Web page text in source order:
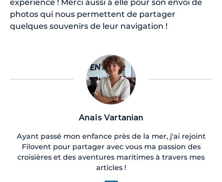
expérience ! Merci aussi à elle pour son envoi de
photos qui nous permettent de partager
quelques souvenirs de leur navigation !
Anaïs Vartanian
Ayant passé mon enfance près de la mer, j'ai rejoint
Filovent pour partager avec vous ma passion des
croisières et des aventures maritimes à travers mes
articles !